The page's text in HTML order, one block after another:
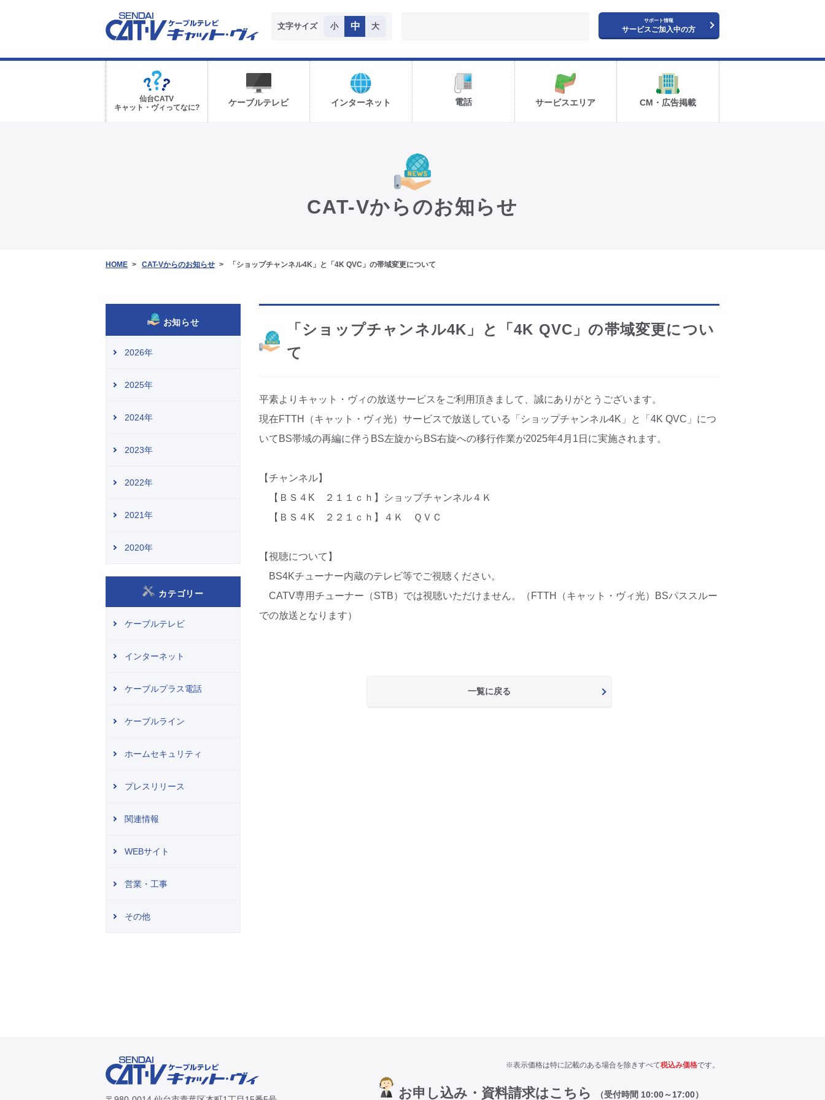
文字サイズ 小 中 大
サポート情報
サービスご加入中の方
仙台CATV
キャット・ヴィってなに?
ケーブルテレビ インターネット 電話 サービスエリア CM・広告掲載
CAT-Vからのお知らせ
HOME CAT-Vからのお知らせ 「ショップチャンネル4K」と「4K QVC」の帯域変更について
「ショップチャンネル4K」と「4K QVC」の帯域変更につい
て
平素よりキャット・ヴィの放送サービスをご利用頂きまして、誠にありがとうございます。
現在FTTH（キャット・ヴィ光）サービスで放送している「ショップチャンネル4K」と「4K QVC」につ
いてBS帯域の再編に伴うBS左旋からBS右旋への移行作業が2025年4月1日に実施されます。
【チャンネル】
【ＢＳ４K ２１１ｃｈ】ショップチャンネル４Ｋ
【ＢＳ４K ２２１ｃｈ】４Ｋ ＱＶＣ
【視聴について】
BS4Kチューナー内蔵のテレビ等でご視聴ください。
CATV専用チューナー（STB）では視聴いただけません。（FTTH（キャット・ヴィ光）BSパススルー
での放送となります）
一覧に戻る
お知らせ
2026年
2025年
2024年
2023年
2022年
2021年
2020年
カテゴリー
ケーブルテレビ
インターネット
ケーブルプラス電話
ケーブルライン
ホームセキュリティ
プレスリリース
関連情報
WEBサイト
営業・工事
その他
※表示価格は特に記載のある場合を除きすべて税込み価格です。
お申し込み・資料請求はこちら （受付時間 10:00～17:00）